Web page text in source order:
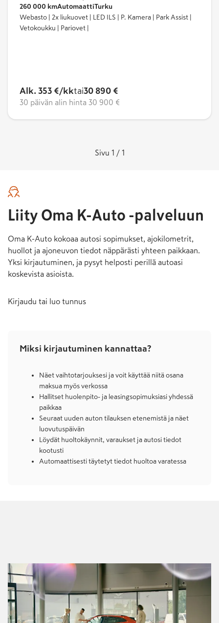
260 000 kmAutomaattiTurku
Webasto | 2x liukuovet | LED ILS | P. Kamera | Park Assist |
Vetokoukku | Pariovet |
Alk. 353 €/kktai30 890 €
30 päivän alin hinta 30 900 €
Sivu 1 / 1
Liity Oma K-Auto -palveluun
Oma K-Auto kokoaa autosi sopimukset, ajokilometrit,
huollot ja ajoneuvon tiedot näppärästi yhteen paikkaan.
Yksi kirjautuminen, ja pysyt helposti perillä autoasi
koskevista asioista.
Kirjaudu tai luo tunnus
Miksi kirjautuminen kannattaa?
Näet vaihtotarjouksesi ja voit käyttää niitä osana
maksua myös verkossa
Hallitset huolenpito- ja leasingsopimuksiasi yhdessä
paikkaa
Seuraat uuden auton tilauksen etenemistä ja näet
luovutuspäivän
Löydät huoltokäynnit, varaukset ja autosi tiedot
kootusti
Automaattisesti täytetyt tiedot huoltoa varatessa